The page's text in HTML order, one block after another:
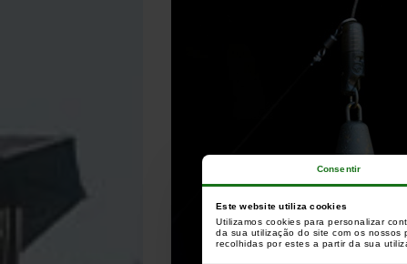
Consentir
Este website utiliza cookies
Utilizamos cookies para personalizar
da sua utilização do site com os nossos
recolhidas por estes a partir da sua